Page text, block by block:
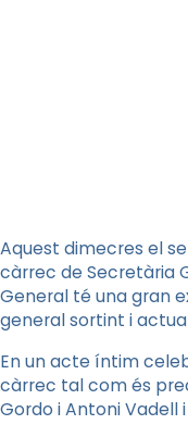
Aquest dimecres el
càrrec de Secretària
General té una gran
general sortint i
En un acte íntim
càrrec tal com és
Gordo i Antoni Vadell